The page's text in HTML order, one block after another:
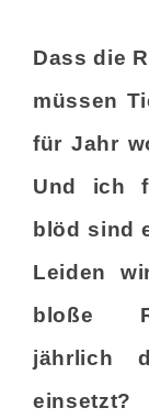
Dass die
müssen
für Jahr
Und ich
blöd sind
Leiden
bloße
jährlich
einsetzt?